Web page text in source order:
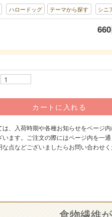
ハロードッグ テーマから探す シニ
は、入荷時期や各種お知らせをページ
います。ご注文の際にはページ内を一
点などございましたらお問い合わせく